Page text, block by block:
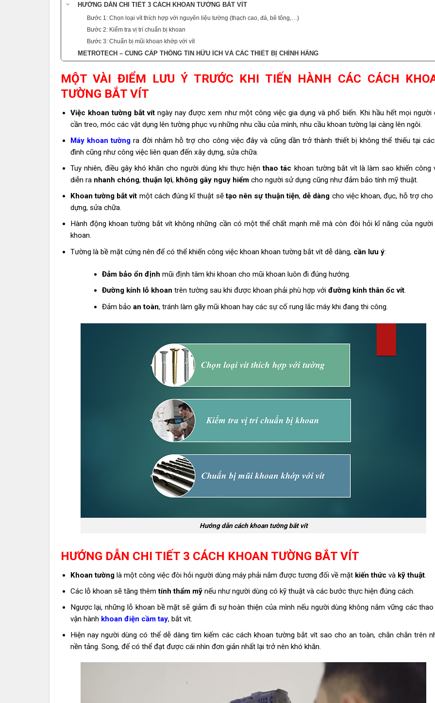
HƯỚNG DẪN CHI TIẾT 3 CÁCH KHOAN TƯỜNG BẮT VÍT
Bước 1: Chọn loại vít thích hợp với nguyên liệu tường (thạch cao, đá, bê tông,…)
Bước 2: Kiểm tra vị trí chuẩn bị khoan
Bước 3: Chuẩn bị mũi khoan khớp với vít
METROTECH – CUNG CẤP THÔNG TIN HỮU ÍCH VÀ CÁC THIẾT BỊ CHÍNH HÃNG
MỘT VÀI ĐIỂM LƯU Ý TRƯỚC KHI TIẾN HÀNH CÁC CÁCH
TƯỜNG BẮT VÍT
Việc khoan tường bắt vítngày nay được xem như một công việc gia dụng và phổ biến. Khi hầu hết mọi người
cần treo, móc các vật dụng lên tường phục vụ những nhu cầu của mình, nhu cầu khoan tường lại càng lên ngôi.
Máy khoan tường ra đời nhằm hỗ trợ cho công việc đây và cũng dần trở thành thiết bị không thể thiếu tại
đình cũng như công việc liên quan đến xây dựng, sửa chữa.
Tuy nhiên, điều gây khó khăn cho người dùng khi thực hiệnthao tác khoan tường bắt vít là làm sao khiến công
diễn ra nhanh chóng,thuận lợi, không gây nguy hiểmcho người sử dụng cũng như đảm bảo tính mỹ thuật.
Khoan tường bắt vít một cách đúng kĩ thuật sẽtạo nên sự thuận tiện, dễ dàng cho việc khoan, đục, hỗ trợ cho
dựng, sửa chữa.
Hành động khoan tường bắt vít không những cần có một thể chất mạnh mẽ mà còn đòi hỏi kĩ năng của
khoan.
Tường là bề mặt cứng nên để có thể khiến công việc khoan khoan tường bắt vít dễ dàng, cần lưu ý:
Đảm bảo ổn định mũi định tâm khi khoan cho mũi khoan luôn đi đúng hướng.
Đường kính lỗ khoan trên tường sau khi được khoan phải phù hợp với đường kính thân ốc vít.
Đảm bảo an toàn, tránh làm gãy mũi khoan hay các sự cố rung lắc máy khi đang thi công.
Hướng dẫn cách khoan tường bắt vít
HƯỚNG DẪN CHI TIẾT 3 CÁCH KHOAN TƯỜNG BẮT VÍT
Khoan tườnglà một công việc đòi hỏi người dùng máy phải nắm được tương đối về mặt kiến thức và kỹ thuật.
Các lỗ khoan sẽ tăng thêmtính thẩm mỹnếu như người dùng có kỹ thuật và các bước thực hiện đúng cách.
Ngược lại, những lỗ khoan bề mặt sẽ giảm đi sự hoàn thiện của mình nếu người dùng không nắm vững các
vận hành khoan điện cầm tay, bắt vít.
Hiện nay người dùng có thể dễ dàng tìm kiếm các cách khoan tường bắt vít sao cho an toàn, chắn chắn trên
nền tảng. Song, để có thể đạt được cái nhìn đơn giản nhất lại trở nên khó khăn.